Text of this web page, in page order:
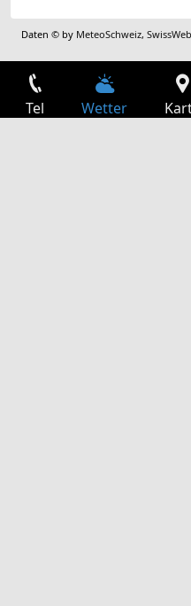
Daten © by MeteoSchweiz,
Tel Wetter